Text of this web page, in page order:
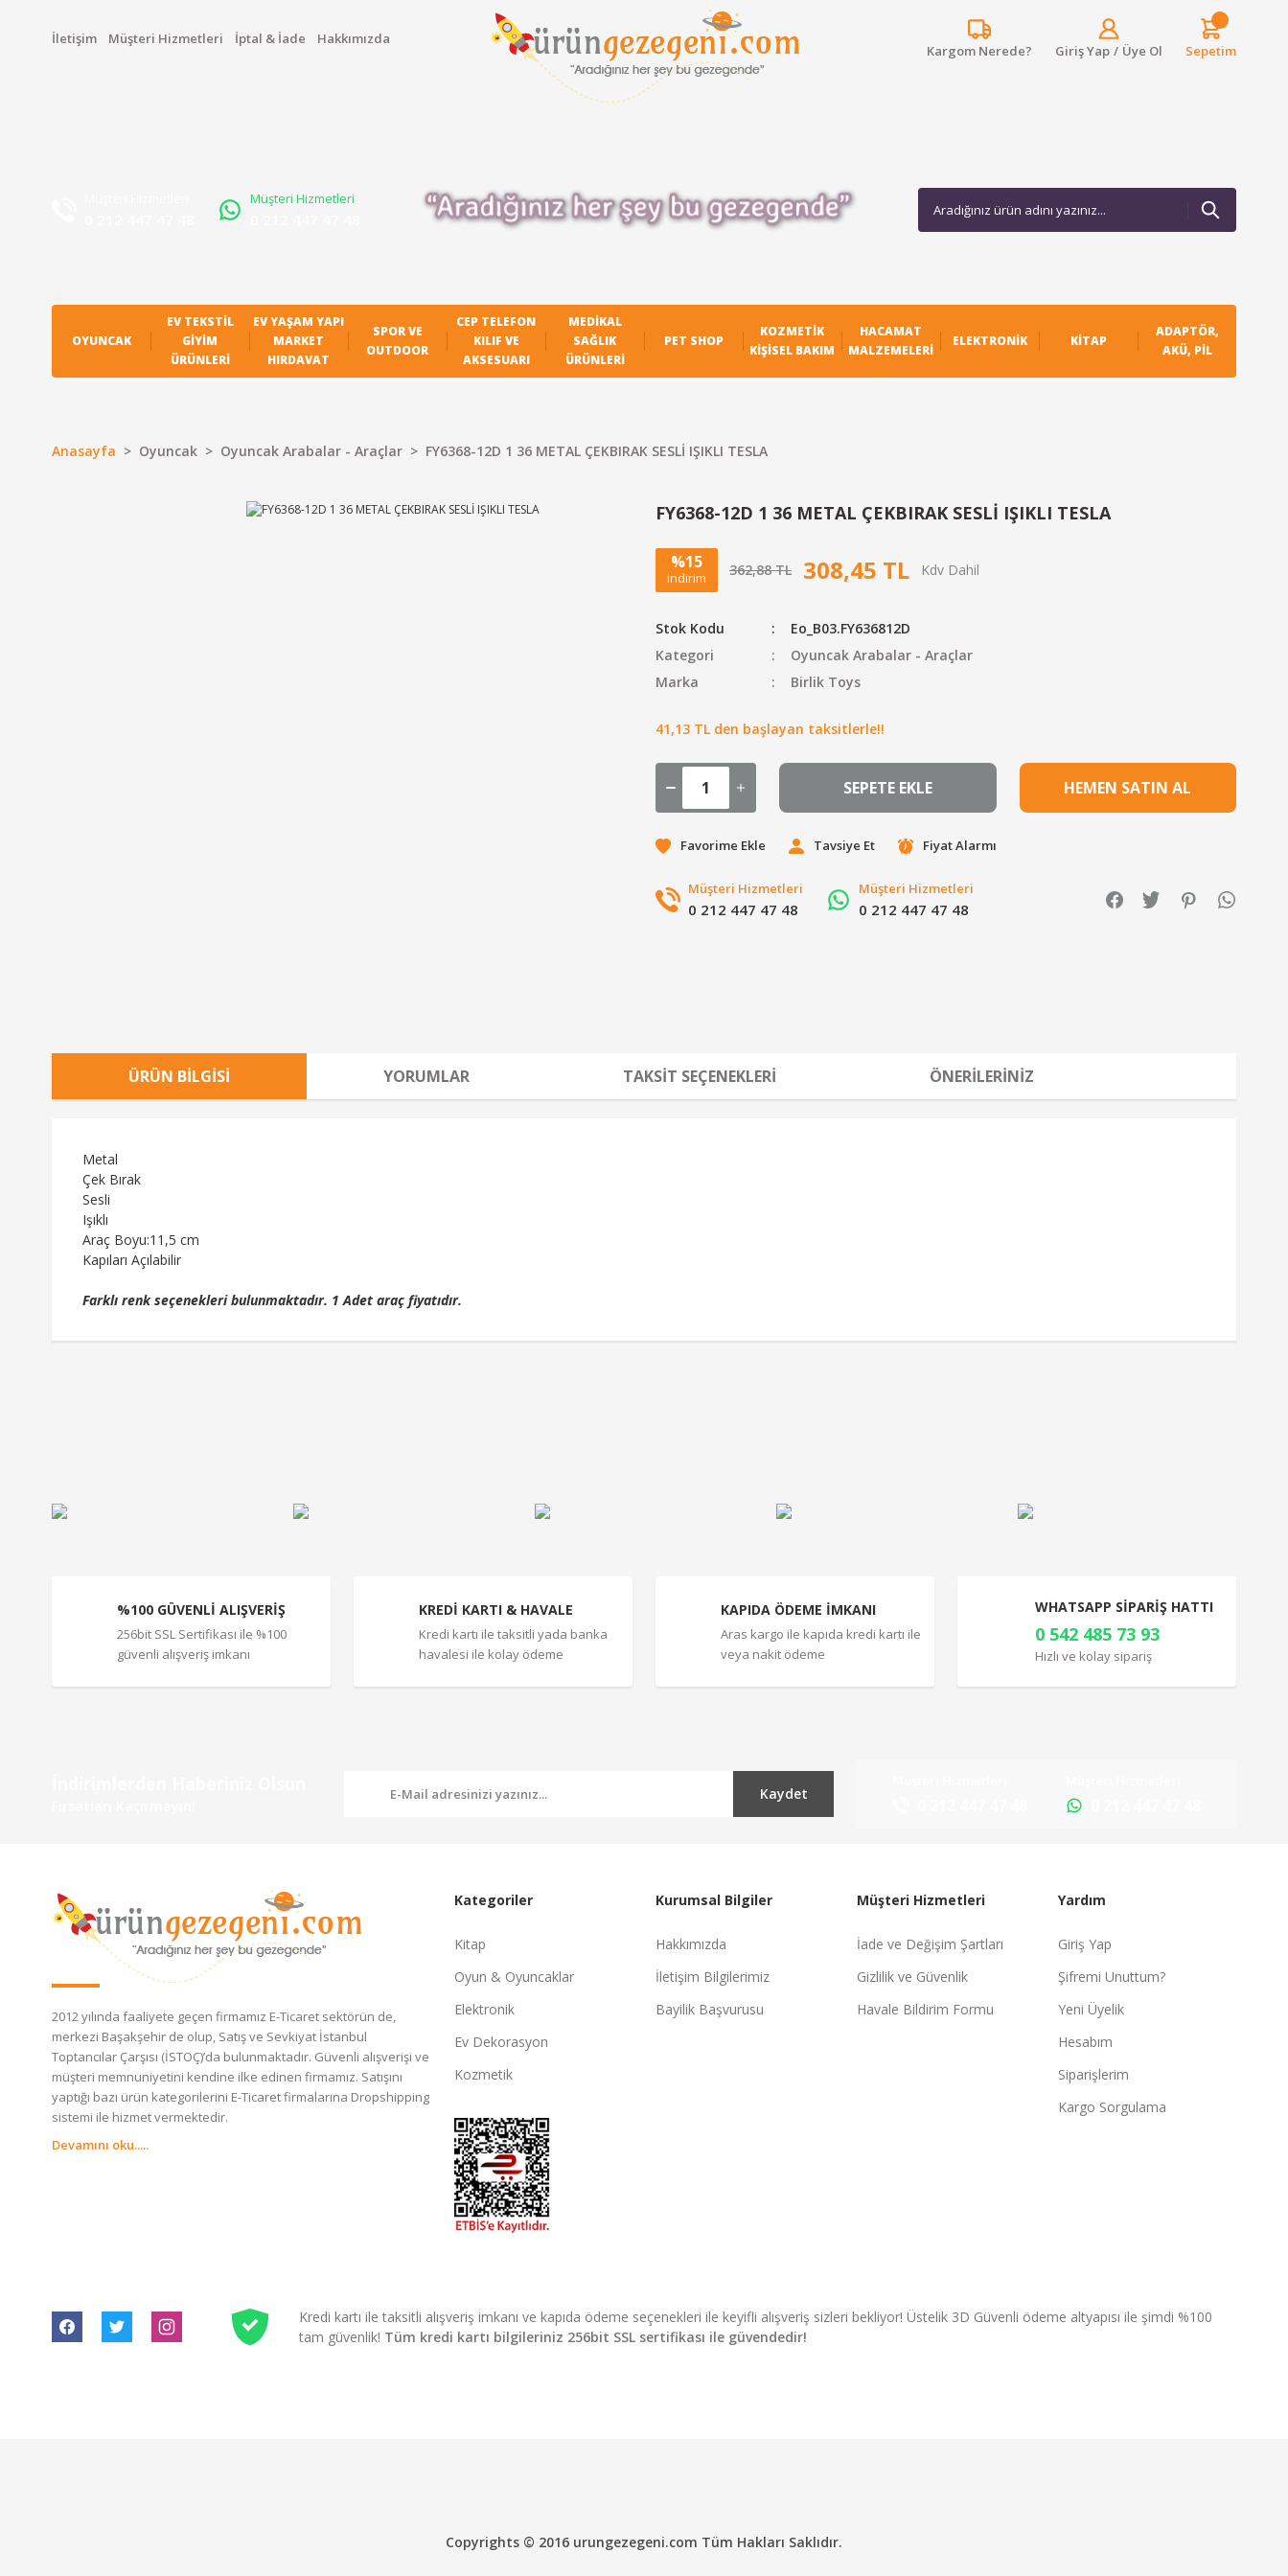
İletişim Müşteri Hizmetleri İptal & İade Hakkımızda
Kargom Nerede? Giriş Yap / Üye Ol Sepetim
Müşteri Hizmetleri
OYUNCAK
EV TEKSTIL
GIYIM
ÜRÜNLERI
EV YAŞAM YAPI
MARKET
HIRDAVAT
SPOR VE
OUTDOOR
CEP TELEFON
KILIF VE
AKSESUARI
MEDIKAL
SAĞLIK
ÜRÜNLERI
PET SHOP
KOZMETIK
KIŞISEL BAKIM
HACAMAT
MALZEMELERI
ELEKTRONIK KITAP
ADAPTÖR,
AKÜ, PIL
Anasayfa Oyuncak Oyuncak Arabalar - Araçlar FY6368-12D 1 36 METAL ÇEKBIRAK SESLİ IŞIKLI TESLA
FY6368-12D 1 36 METAL ÇEKBIRAK SESLİ IŞIKLI TESLA
%15
indirim 362,88 TL 308,45 TL
Stok Kodu
Eo_B03.FY636812D
Kategori
Oyuncak Arabalar - Araçlar
Marka
Birlik Toys
41,13 TL den başlayan taksitlerle!!
SEPETE EKLE HEMEN SATIN AL
Tavsiye Et Fiyat Alarmı
Müşteri Hizmetleri
0 212 447 47 48
Müşteri Hizmetleri
0 212 447 47 48
ÜRÜN BILGISI YORUMLAR TAKSIT SEÇENEKLERI ÖNERILERINIZ
Metal
Çek Bırak
Sesli
Işıklı
Araç Boyu:11,5 cm
Kapıları Açılabilir
Farklı renk seçenekleri bulunmaktadır. 1 Adet araç fiyatıdır.
Ürün bilgilerinde hatalar bulunuyor.
Gönder
%100 GÜVENLİ ALIŞVERİŞ
256bit SSL Sertifikası ile %100
güvenli alışveriş imkanı
KREDİ KARTI & HAVALE
Kredi kartı ile taksitli yada banka
havalesi ile kolay ödeme
KAPIDA ÖDEME İMKANI
Aras kargo ile kapıda kredi kartı ile
veya nakit ödeme
WHATSAPP SİPARİŞ HATTI
0 542 485 73 93
Hızlı ve kolay sipariş
Kaydet
2012 yılında faaliyete geçen firmamız E-Ticaret sektörün de,
merkezi Başakşehir de olup, Satış ve Sevkiyat İstanbul
Toptancılar Çarşısı (İSTOÇ)’da bulunmaktadır. Güvenli alışverişi ve
müşteri memnuniyetini kendine ilke edinen firmamız. Satışını
yaptığı bazı ürün kategorilerini E-Ticaret firmalarına Dropshipping
sistemi ile hizmet vermektedir.
Devamını oku.....
Kategoriler
Kitap
Oyun & Oyuncaklar
Elektronik
Ev Dekorasyon
Kozmetik
Kurumsal Bilgiler
Hakkımızda
İletişim Bilgilerimiz
Bayilik Başvurusu
Müşteri Hizmetleri
İade ve Değişim Şartları
Gizlilik ve Güvenlik
Havale Bildirim Formu
Yardım
Giriş Yap
Şifremi Unuttum?
Yeni Üyelik
Hesabım
Siparişlerim
Kargo Sorgulama
Kredi kartı ile taksitli alışveriş imkanı ve kapıda ödeme seçenekleri ile keyifli alışveriş sizleri bekliyor! Üstelik 3D Güvenli ödeme altyapısı ile şimdi %100
tam güvenlik! Tüm kredi kartı bilgileriniz 256bit SSL sertifikası ile güvendedir!
Copyrights © 2016 urungezegeni.com Tüm Hakları Saklıdır.